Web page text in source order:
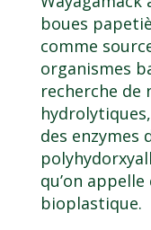
boues
comme
organismes
recherche de
des enzymes
qu’on
bioplastique.